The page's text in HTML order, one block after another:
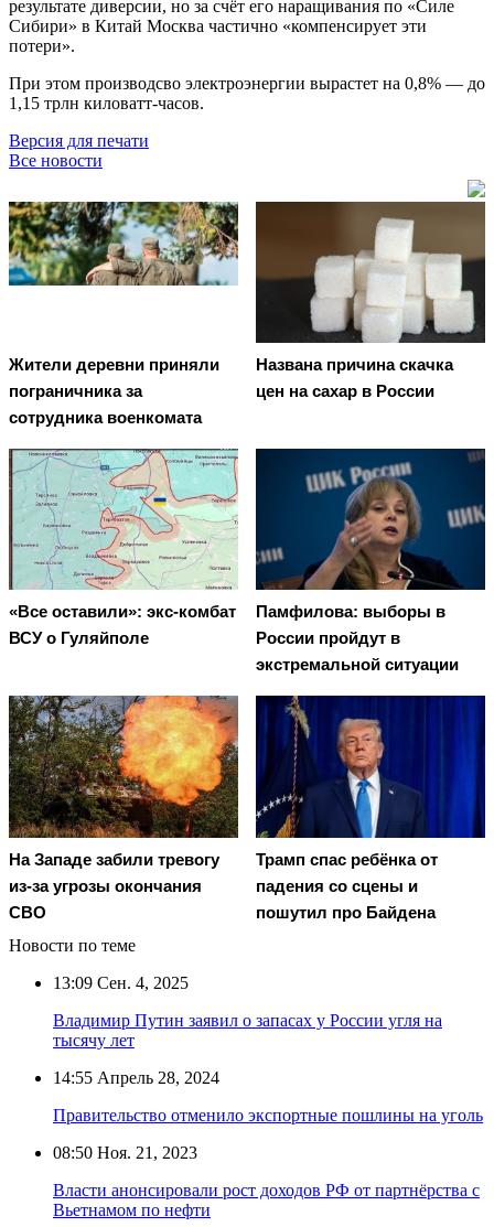
результате диверсии, но за счёт его наращивания по «Силе
Сибири» в Китай Москва частично «компенсирует эти
потери».
При этом производсво электроэнергии вырастет на 0,8% — до
1,15 трлн киловатт-часов.
Версия для печати
Все новости
Жители деревни приняли
пограничника за
сотрудника военкомата
Названа причина скачка
цен на сахар в России
«Все оставили»: экс-комбат
ВСУ о Гуляйполе
Памфилова: выборы в
России пройдут в
экстремальной ситуации
На Западе забили тревогу
из-за угрозы окончания
СВО
Трамп спас ребёнка от
падения со сцены и
пошутил про Байдена
Новости по теме
13:09 Сен. 4, 2025
Владимир Путин заявил о запасах у России угля на
тысячу лет
14:55 Апрель 28, 2024
Правительство отменило экспортные пошлины на уголь
08:50 Ноя. 21, 2023
Власти анонсировали рост доходов РФ от партнёрства с
Вьетнамом по нефти